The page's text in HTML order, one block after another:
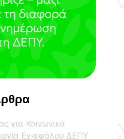
για Κοινωνικά
Εγκεφάλου ΔΕΠΥ